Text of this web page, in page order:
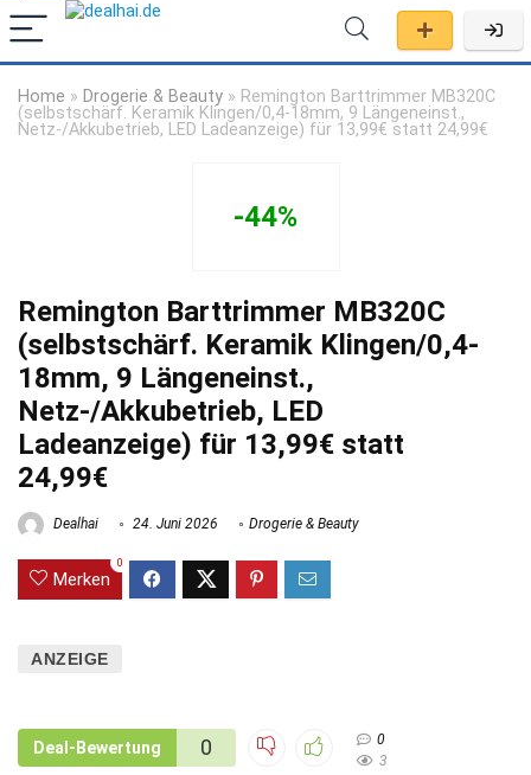
Home » Drogerie & Beauty » Remington Barttrimmer MB320C
(selbstschärf. Keramik Klingen/0,4-18mm, 9 Längeneinst.,
Netz-/Akkubetrieb, LED Ladeanzeige) für 13,99€ statt 24,99€
-44%
Remington Barttrimmer MB320C
(selbstschärf. Keramik Klingen/0,4-
18mm, 9 Längeneinst.,
Netz-/Akkubetrieb, LED
Ladeanzeige) für 13,99€ statt
24,99€
Dealhai 24. Juni 2026 Drogerie & Beauty
Merken
0
ANZEIGE
Deal-Bewertung 0
0
3